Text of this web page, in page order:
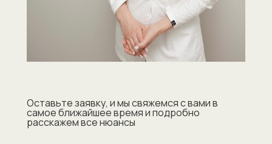
Оставьте заявку, и мы свяжемся с вами в
самое ближайшее время и подробно
расскажем все нюансы